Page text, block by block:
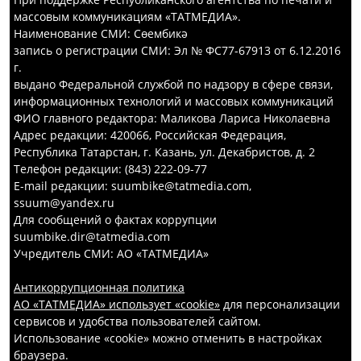
массовым коммуникациям «ТАТМЕДИА».
Наименование СМИ: Сөембикә
запись о регистрации СМИ: Эл № ФС77-67913 от 6.12.2016
г.
выдано Федеральной службой по надзору в сфере связи,
информационных технологий и массовых коммуникаций
ФИО главного редактора: Маликова Лариса Николаевна
Адрес редакции: 420066, Российская Федерация,
Республика Татарстан, г. Казань, ул. Декабристов, д. 2
Телефон редакции: (843) 222-09-77
E-mail редакции: suumbike@tatmedia.com,
ssuum@yandex.ru
Для сообщений о фактах коррупции
suumbike.dir@tatmedia.com
Учредитель СМИ: АО «ТАТМЕДИА»
Антикоррупционная политика
АО «ТАТМЕДИА» использует «cookie» для персонализации
сервисов и удобства пользователей сайтом.
Использование «cookie» можно отменить в настройках
браузера.